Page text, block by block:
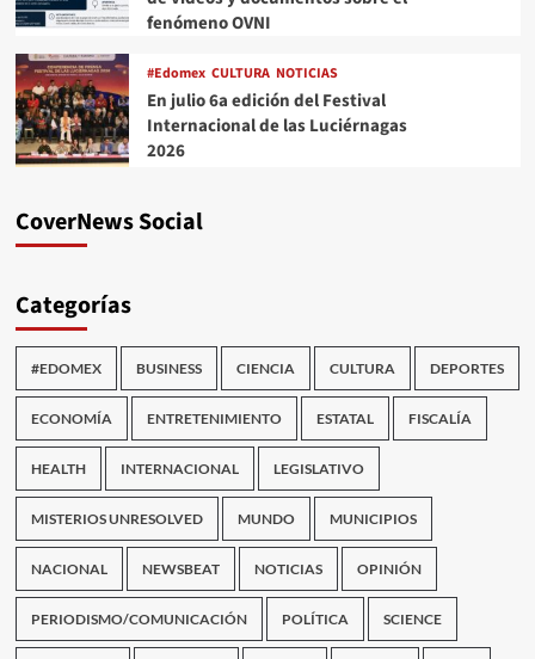
fenómeno OVNI
#Edomex CULTURA NOTICIAS
En julio 6a edición del Festival
Internacional de las Luciérnagas
2026
CoverNews Social
Categorías
#EDOMEX BUSINESS CIENCIA CULTURA DEPORTES
ECONOMÍA ENTRETENIMIENTO ESTATAL FISCALÍA
HEALTH INTERNACIONAL LEGISLATIVO
MISTERIOS UNRESOLVED MUNDO MUNICIPIOS
NACIONAL NEWSBEAT NOTICIAS OPINIÓN
PERIODISMO/COMUNICACIÓN POLÍTICA SCIENCE